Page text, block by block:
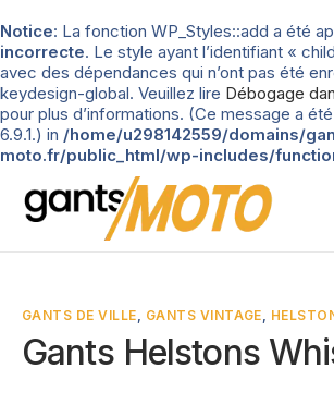
Notice: La fonction WP_Styles::add a été
incorrecte. Le style ayant l’identifiant «
avec des dépendances qui n’ont pas été
keydesign-global. Veuillez lire Débogage
pour plus d’informations. (Ce message a
6.9.1.) in /home/u298142559/domains/
moto.fr/public_html/wp-includes/
Nos tests
Types de gants
GANTS DE VILLE GANTS VINTAGE
Gants Helstons